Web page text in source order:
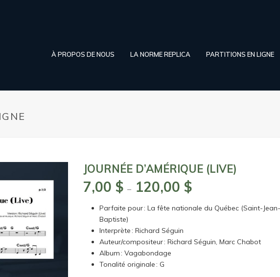
À PROPOS DE NOUS LA NORME REPLICA PARTITIONS EN LIGNE
JOURNÉE D’AMÉRIQUE (LIVE)
7,00$ – 120,00$Plage
prix :
à
Parfaite pour : La fête nationale du Québec (Saint-
Baptiste)
Interprète : Richard Séguin
Auteur/compositeur : Richard Séguin, Marc Chabot
Album : Vagabondage
Tonalité originale : G